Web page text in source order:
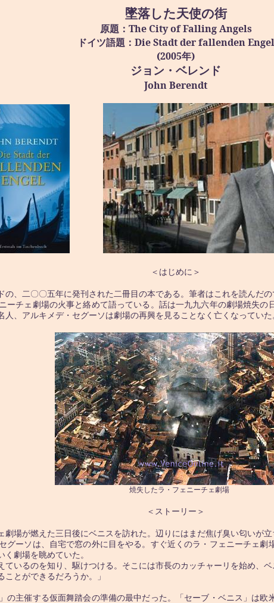
墜落した天使の街
原題： The City of Falling Angels
ドイツ語題： DieStadt der fallendenEngel
(2005年)
ジョン・ベレンド
JohnBerendt
＜はじめに＞
、二〇〇五年に発刊された二冊目の本である。筆者はこれを読んだ
ーチェ劇場の火事と絡めて語っている。話は一九九六年の劇場焼失
、アルキメデ・セグーソは劇場の再興を見ることなく亡くなっていた
焼失したラ・フェニーチェ劇場
＜ストーリー＞
劇場が燃えた三日後にベニスを訪れた。辺りにはまだ焦げ臭い匂いが立
グーソは、自宅で窓の外に目をやる。すぐ近くのラ・フェニーチェ
劇場を眺めていた。
いるのを知り、駆けつける。そこには市長のカッチャーリを始め、
ことができるだろうか。」
の主催する仮面舞踏会の準備の最中だった。「セーブ・ベニス」は